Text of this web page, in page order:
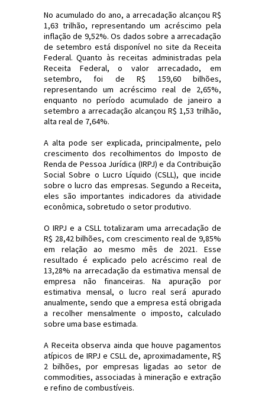
No acumulado do ano, a arrecadação alcançou R$
1,63 trilhão, representando um acréscimo pela
inflação de 9,52%. Os dados sobre a arrecadação
de setembro está disponível no site da Receita
Federal. Quanto às receitas administradas pela
Receita Federal, o valor arrecadado, em
setembro, foi de R$ 159,60 bilhões,
representando um acréscimo real de 2,65%,
enquanto no período acumulado de janeiro a
setembro a arrecadação alcançou R$ 1,53 trilhão,
alta real de 7,64%.
A alta pode ser explicada, principalmente, pelo
crescimento dos recolhimentos do Imposto de
Renda de Pessoa Jurídica (IRPJ) e da Contribuição
Social Sobre o Lucro Líquido (CSLL), que incide
sobre o lucro das empresas. Segundo a Receita,
eles são importantes indicadores da atividade
econômica, sobretudo o setor produtivo.
O IRPJ e a CSLL totalizaram uma arrecadação de
R$ 28,42 bilhões, com crescimento real de 9,85%
em relação ao mesmo mês de 2021. Esse
resultado é explicado pelo acréscimo real de
13,28% na arrecadação da estimativa mensal de
empresa não financeiras. Na apuração por
estimativa mensal, o lucro real será apurado
anualmente, sendo que a empresa está obrigada
a recolher mensalmente o imposto, calculado
sobre uma base estimada.
A Receita observa ainda que houve pagamentos
atípicos de IRPJ e CSLL de, aproximadamente, R$
2 bilhões, por empresas ligadas ao setor de
commodities, associadas à mineração e extração
e refino de combustíveis.